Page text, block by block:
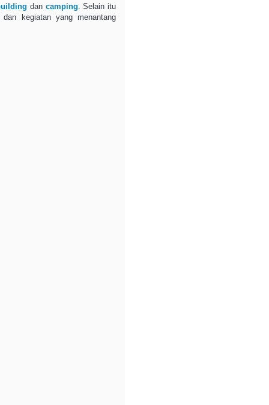
dan camping. Selain itu
kegiatan yang menantang